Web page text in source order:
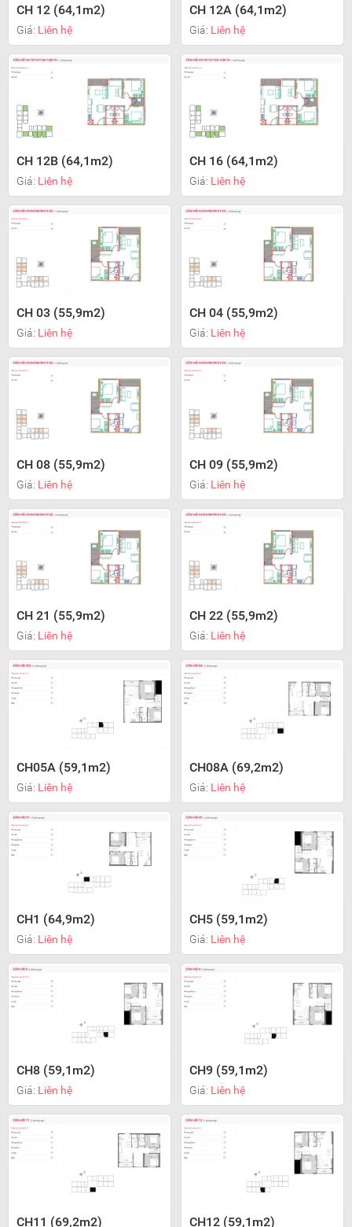
CH 12 (64,1m2)
Giá: Liên hệ
CH 12A (64,1m2)
Giá: Liên hệ
CH 12B (64,1m2)
Giá: Liên hệ
CH 16 (64,1m2)
Giá: Liên hệ
CH 03 (55,9m2)
Giá: Liên hệ
CH 04 (55,9m2)
Giá: Liên hệ
CH 08 (55,9m2)
Giá: Liên hệ
CH 09 (55,9m2)
Giá: Liên hệ
CH 21 (55,9m2)
Giá: Liên hệ
CH 22 (55,9m2)
Giá: Liên hệ
CH05A (59,1m2)
Giá: Liên hệ
CH08A (69,2m2)
Giá: Liên hệ
CH1 (64,9m2)
Giá: Liên hệ
CH5 (59,1m2)
Giá: Liên hệ
CH8 (59,1m2)
Giá: Liên hệ
CH9 (59,1m2)
Giá: Liên hệ
CH11 (69,2m2) CH12 (59,1m2)